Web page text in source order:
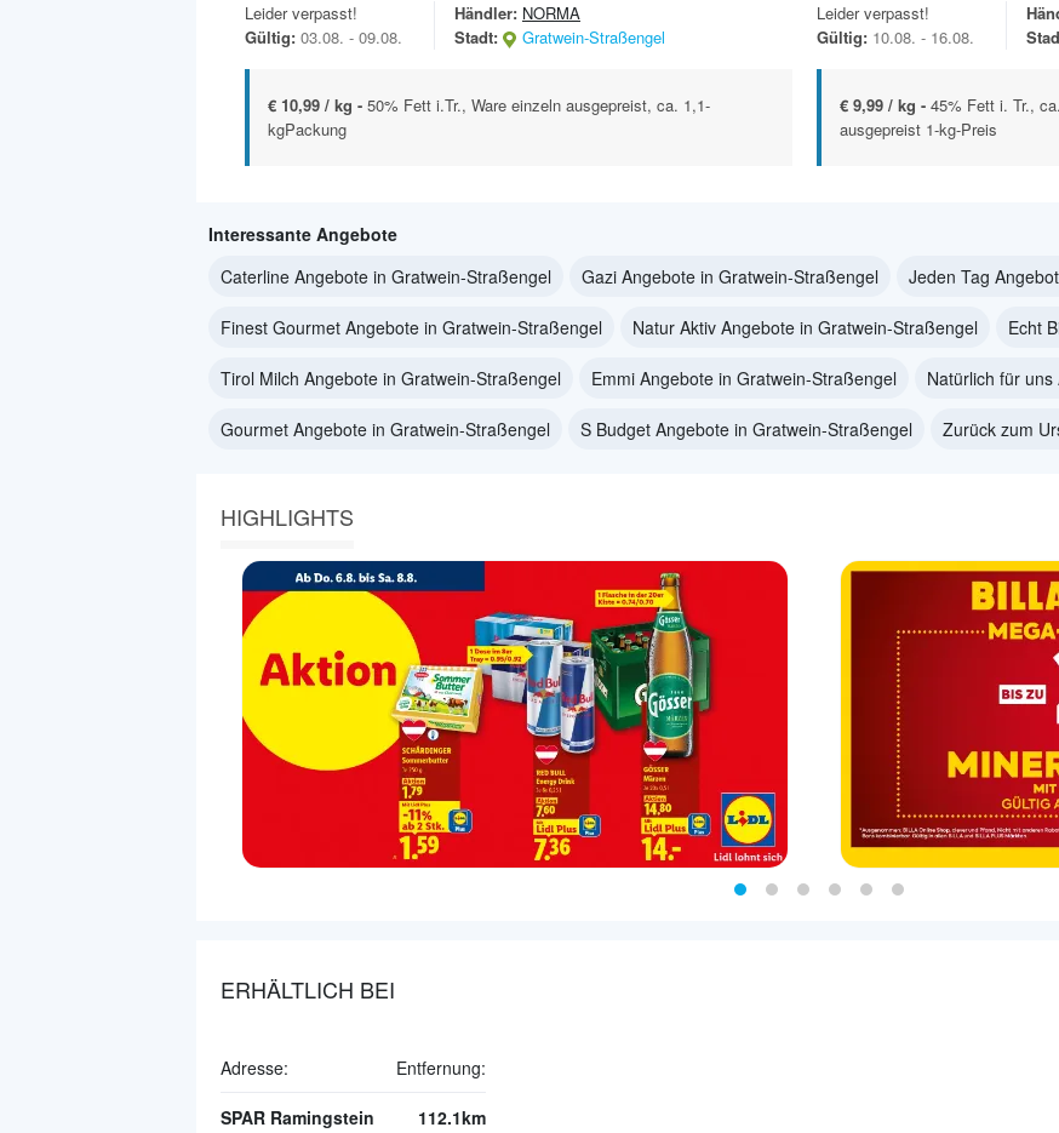
Leider verpasst!
Gültig: 03.08. - 09.08.
Händler: NORMA
Stadt:
Gratwein-Straßengel
€ 10,99 / kg - 50% Fett i.Tr., Ware einzeln ausgepreist, ca. 1,1-
kgPackung
Leider verpasst!
Gültig: 10.08. - 16.08.
€ 9,99 / kg - 45% Fett i. Tr.,
ausgepreist 1-kg-Preis
Interessante Angebote
Caterline Angebote in Gratwein-Straßengel
Gazi Angebote in Gratwein-Straßengel Jeden Tag
Finest Gourmet Angebote in Gratwein-Straßengel Natur Aktiv Angebote in Gratwein-Straßengel Echt
Tirol Milch Angebote in Gratwein-Straßengel Emmi Angebote in Gratwein-Straßengel Natürlich für
Gourmet Angebote in Gratwein-Straßengel S Budget Angebote in Gratwein-Straßengel Zurück zum
HIGHLIGHTS
ERHÄLTLICH BEI
Adresse: Entfernung:
SPAR Ramingstein 112.1km